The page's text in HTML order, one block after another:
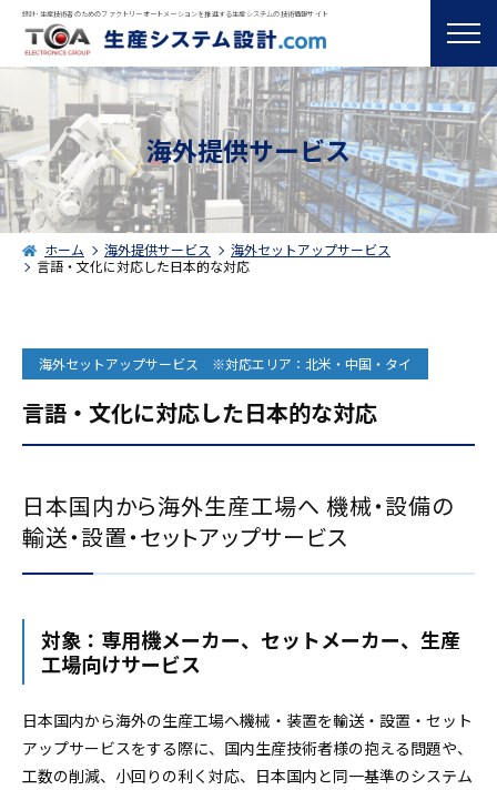
設計･生産技術者のためのファクトリーオートメーションを推進する生産システムの技術情報サイト
海外提供サービス
ホーム 海外提供サービス
海外セットアップサービス
言語・文化に対応した日本的な対応
海外セットアップサービス ※対応エリア：北米・中国・タイ
言語・文化に対応した日本的な対応
日本国内から海外生産工場へ 機械・設備の
輸送・設置・セットアップサービス
対象：専用機メーカー、セットメーカー、生産
工場向けサービス
日本国内から海外の生産工場へ機械・装置を輸送・設置・セット
アップサービスをする際に、国内生産技術者様の抱える問題や、
工数の削減、小回りの利く対応、日本国内と同一基準のシステム